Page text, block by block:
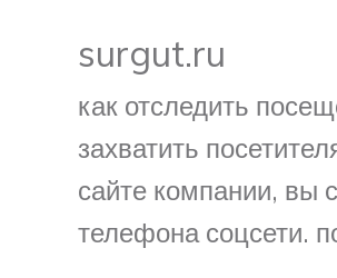
surgut.ru
как отследить
захватить
сайте компании, вы
телефона соцсети.